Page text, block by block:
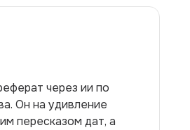
с помощью нейросети
Ожидала худшего,
использовала